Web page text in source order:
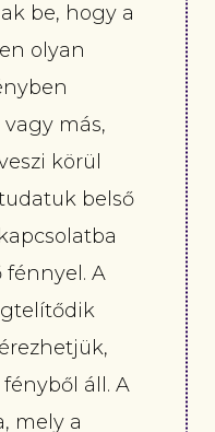
be, hogy a
olyan
más,
körül
belső
fénnyel. A
áll. A
mely a